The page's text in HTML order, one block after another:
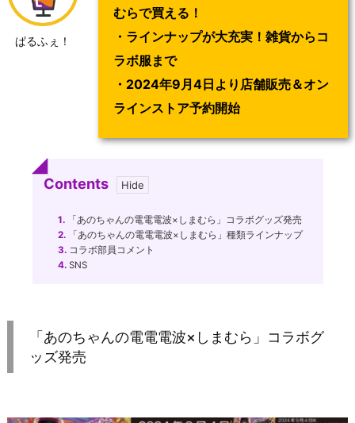
ぱるふぇ！
むらで買える！
・ラインナップが大充実！雑貨からコ
ラボ服まで
・2024年9月4日より店舗販売＆オン
ラインストア予約開始
Contents
1.「あのちゃんの電電電波×しまむら」コラボグッズ発売
2.「あのちゃんの電電電波×しまむら」種類ラインナップ
3.コラボ部員コメント
4.SNS
「あのちゃんの電電電波×しまむら」コラボグ
ッズ発売